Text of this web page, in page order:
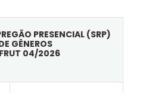
PRESENCIAL (SRP)
GÊNEROS
04/2026